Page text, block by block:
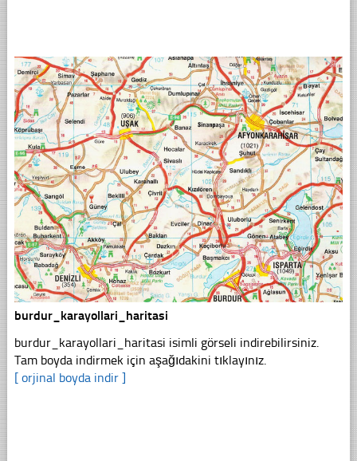
burdur_karayollari_haritasi
burdur_karayollari_haritasi isimli görseli indirebilirsiniz.
Tam boyda indirmek için aşağıdakini tıklayınız.
[ orjinal boyda indir ]